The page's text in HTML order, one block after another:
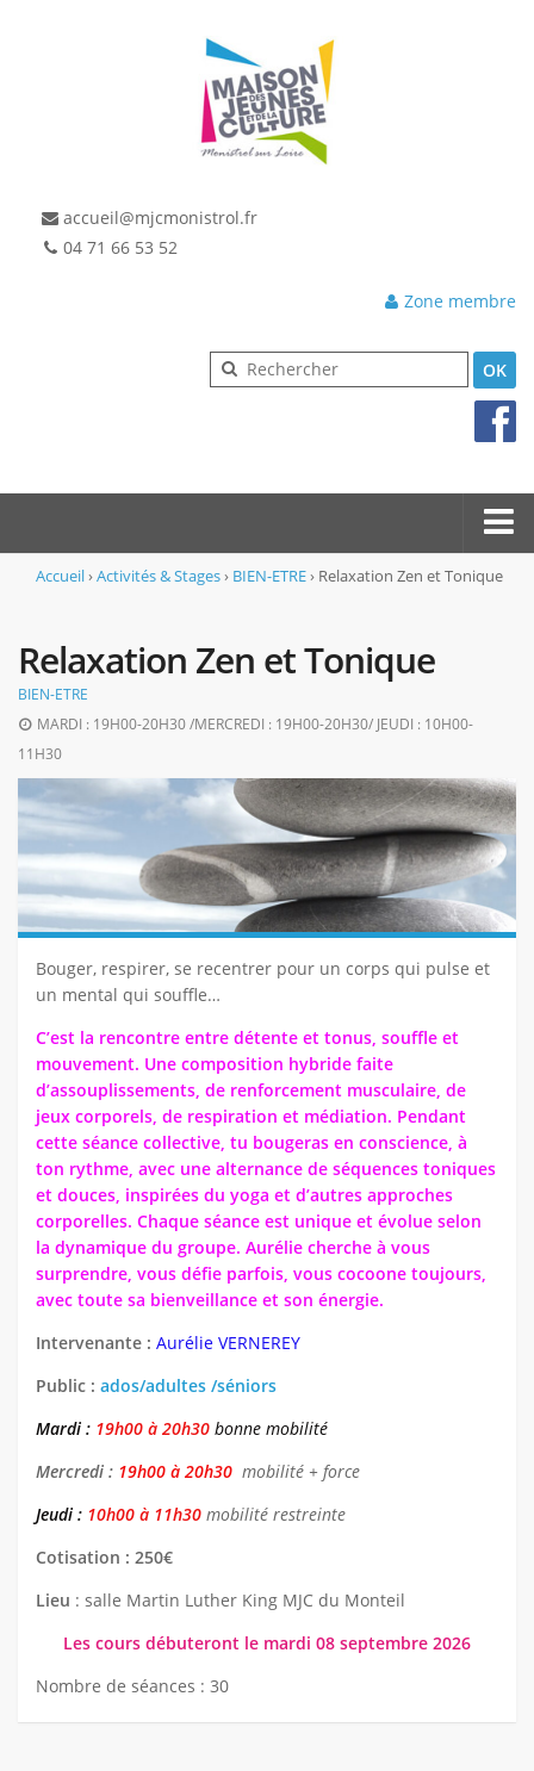
accueil@mjcmonistrol.fr
04 71 66 53 52
Zone membre
OK
Accueil
Le projet associatif
Adhérer et s’inscrire
Les locaux
Règlement intérieur de la MJC
Animations Culturelles
Notre projet culturel
Notre programme
L’empreinte « booster de musiques actuelles »
Activités & Stages
BIEN-ETRE
DANSE
MANUELLES
MUSICALES
SPORTIVES
TECHNIQUES
ARTS SCENIQUES
Jeunesse
Le projet éducatif
La Kaz’Ados 11/17 ans
Notre Fonctionnement
Contact
Accueil›Activités & Stages› BIEN-ETRE› Relaxation Zen et Tonique
Relaxation Zen et Tonique
BIEN-ETRE
MARDI : 19H00-20H30 /MERCREDI : 19H00-20H30/ JEUDI : 10H00-
11H30
Bouger, respirer, se recentrer pour un corps qui pulse et
un mental qui souffle…
C’est la rencontre entre détente et tonus, souffle et
mouvement. Une composition hybride faite
d’assouplissements, de renforcement musculaire, de
jeux corporels, de respiration et médiation. Pendant
cette séance collective, tu bougeras en conscience, à
ton rythme, avec une alternance de séquences toniques
et douces, inspirées du yoga et d’autres approches
corporelles. Chaque séance est unique et évolue selon
la dynamique du groupe. Aurélie cherche à vous
surprendre, vous défie parfois, vous cocoone toujours,
avec toute sa bienveillance et son énergie.
Intervenante : Aurélie VERNEREY
Public : ados/adultes /séniors
Mardi : 19h00 à 20h30 bonne mobilité
Mercredi : 19h00 à 20h30 mobilité + force
Jeudi : 10h00 à 11h30 mobilité restreinte
Cotisation : 250€
Lieu : salle Martin Luther King MJC du Monteil
Les cours débuteront le mardi 08 septembre 2026
Nombre de séances : 30